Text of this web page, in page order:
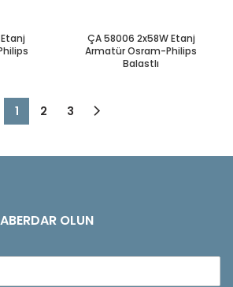
ÇA 58006 2x58W Etanj
Armatür Osram-Philips
Balastlı
1 2 3
OLUN